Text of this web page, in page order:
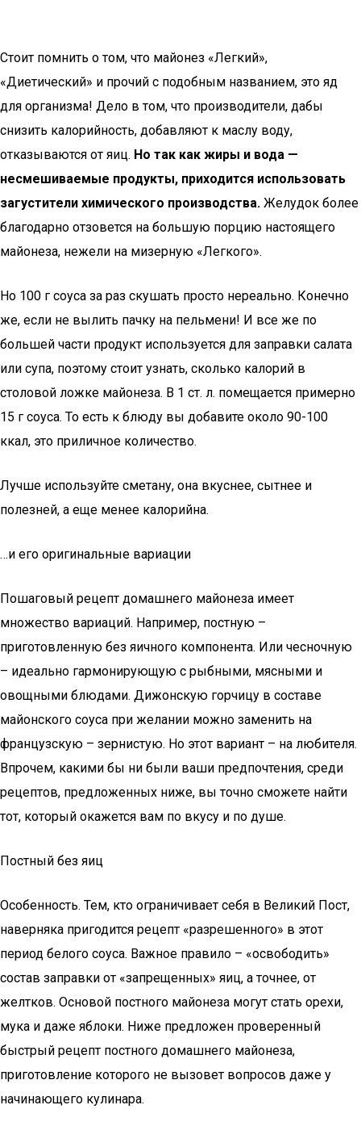
Стоит помнить о том, что майонез «Легкий»,
«Диетический» и прочий с подобным названием, это яд
для организма! Дело в том, что производители, дабы
снизить калорийность, добавляют к маслу воду,
отказываются от яиц. Но так как жиры и вода —
несмешиваемые продукты, приходится использовать
загустители химического производства. Желудок более
благодарно отзовется на большую порцию настоящего
майонеза, нежели на мизерную «Легкого».
Но 100 г соуса за раз скушать просто нереально. Конечно
же, если не вылить пачку на пельмени! И все же по
большей части продукт используется для заправки салата
или супа, поэтому стоит узнать, сколько калорий в
столовой ложке майонеза. В 1 ст. л. помещается примерно
15 г соуса. То есть к блюду вы добавите около 90-100
ккал, это приличное количество.
Лучше используйте сметану, она вкуснее, сытнее и
полезней, а еще менее калорийна.
…и его оригинальные вариации
Пошаговый рецепт домашнего майонеза имеет
множество вариаций. Например, постную –
приготовленную без яичного компонента. Или чесночную
– идеально гармонирующую с рыбными, мясными и
овощными блюдами. Дижонскую горчицу в составе
майонского соуса при желании можно заменить на
французскую – зернистую. Но этот вариант – на любителя.
Впрочем, какими бы ни были ваши предпочтения, среди
рецептов, предложенных ниже, вы точно сможете найти
тот, который окажется вам по вкусу и по душе.
Постный без яиц
Особенность. Тем, кто ограничивает себя в Великий Пост,
наверняка пригодится рецепт «разрешенного» в этот
период белого соуса. Важное правило – «освободить»
состав заправки от «запрещенных» яиц, а точнее, от
желтков. Основой постного майонеза могут стать орехи,
мука и даже яблоки. Ниже предложен проверенный
быстрый рецепт постного домашнего майонеза,
приготовление которого не вызовет вопросов даже у
начинающего кулинара.